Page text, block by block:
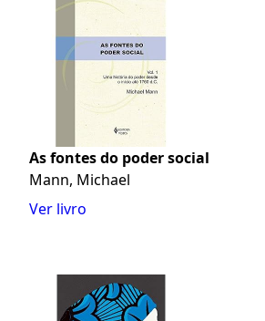
As fontes do poder social
Mann, Michael
Ver livro